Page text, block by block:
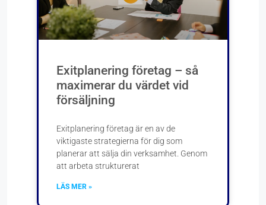
Exitplanering företag – så
maximerar du värdet vid
försäljning
Exitplanering företag är en av de
viktigaste strategierna för dig som
planerar att sälja din verksamhet. Genom
att arbeta strukturerat
LÄS MER »